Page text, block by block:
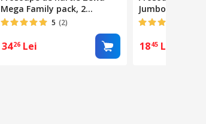
Mega Family pack, 2
straturi, 1 rola, 470 foi
5 (2)
3426 Lei
Jumbo, 2
foi
1845 Lei